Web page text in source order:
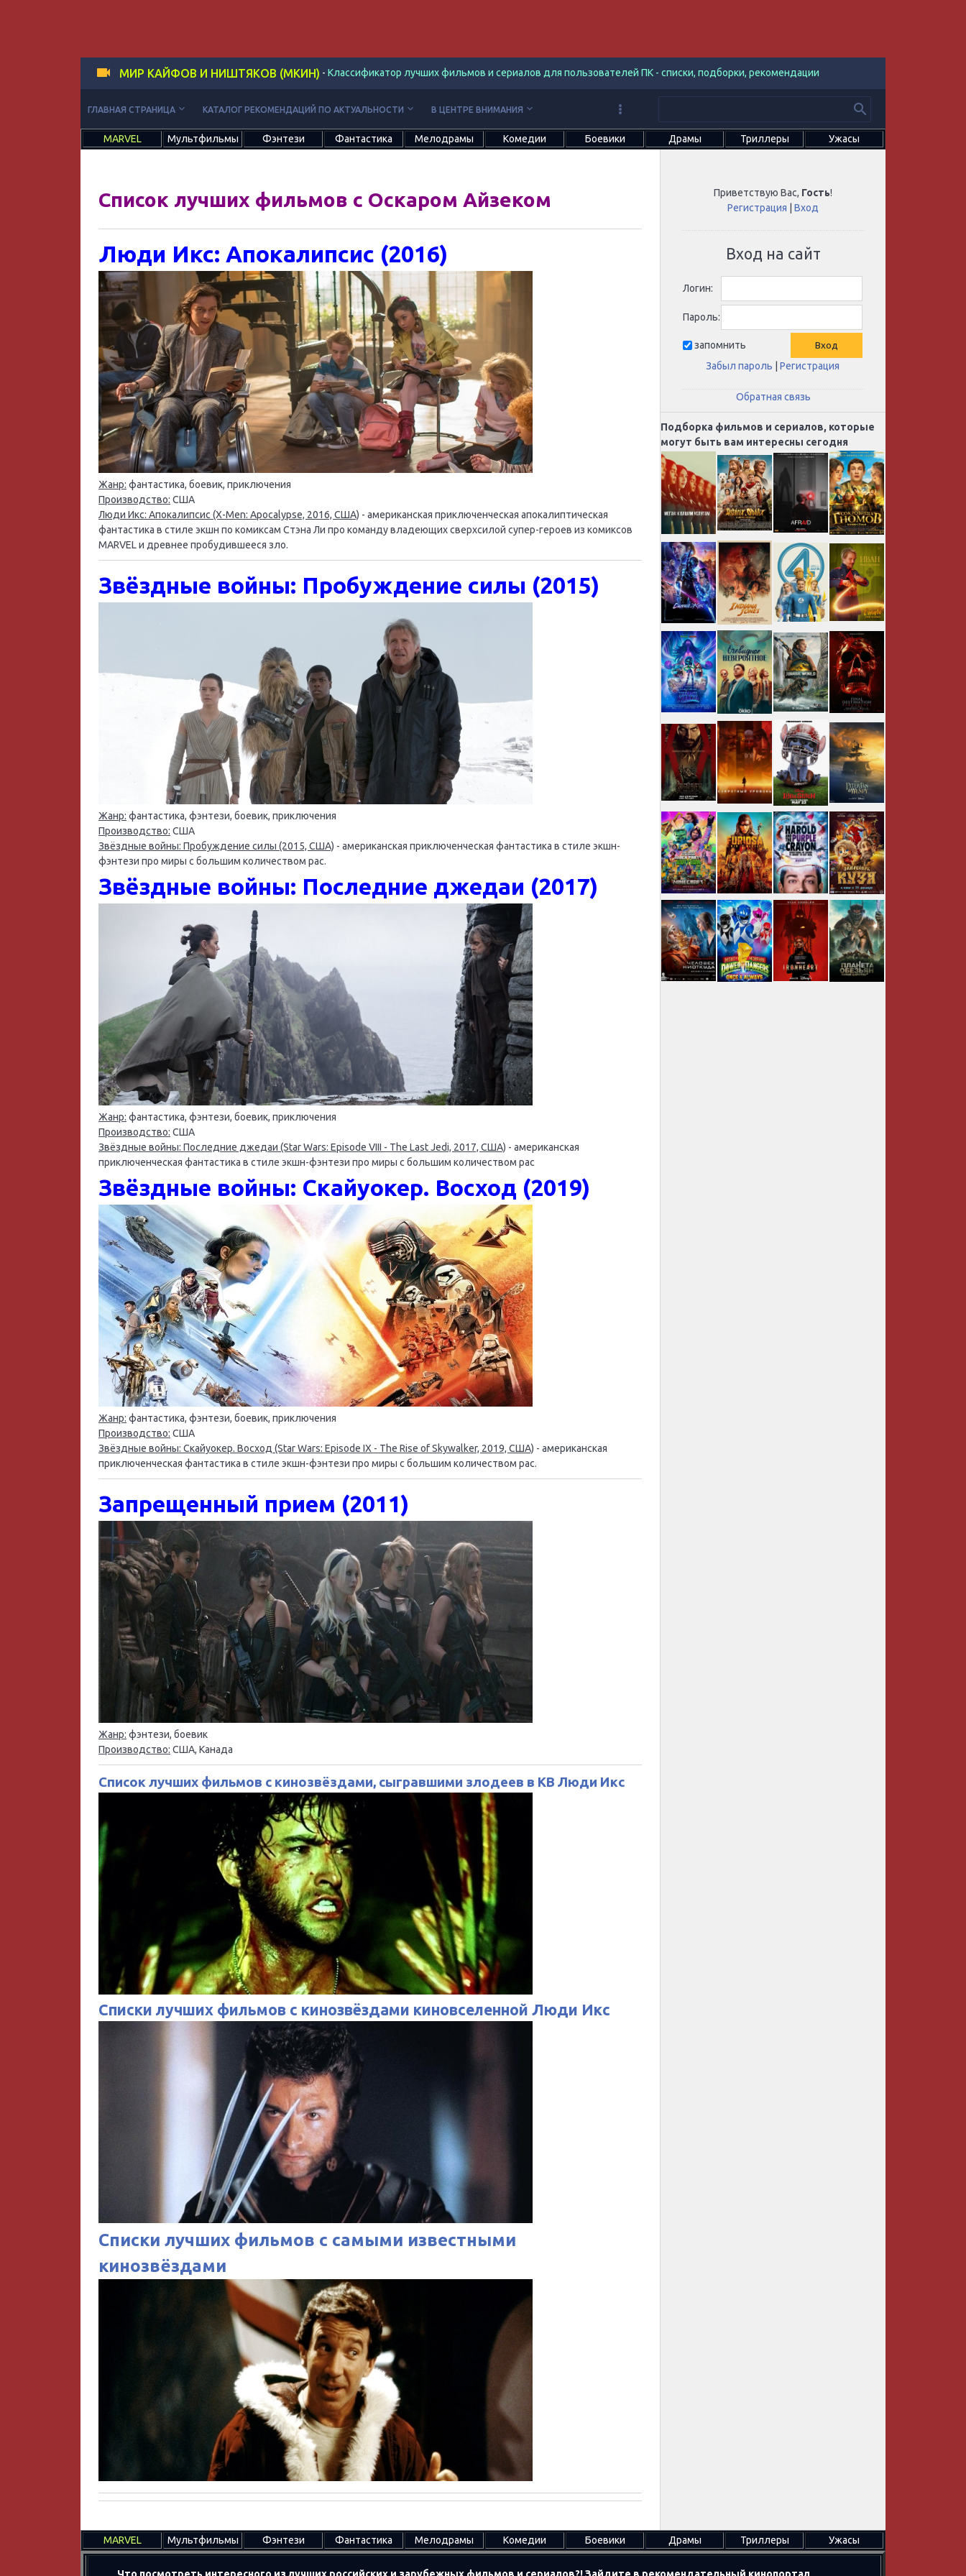
МИР КАЙФОВ И НИШТЯКОВ (МКИН) - Классификатор лучших фильмов и сериалов для пользователей ПК - списки, подборки, рекомендации
ГЛАВНАЯ СТРАНИЦА keyboard_arrow_down КАТАЛОГ РЕКОМЕНДАЦИЙ ПО АКТУАЛЬНОСТИ keyboard_arrow_down В ЦЕНТРЕ ВНИМАНИЯ keyboard_arrow_down
MARVEL Мультфильмы Фэнтези Фантастика Мелодрамы Комедии Боевики Драмы Триллеры Ужасы
Список лучших фильмов с Оскаром Айзеком
Люди Икс: Апокалипсис (2016)
Жанр: фантастика, боевик, приключения
Производство: США
Люди Икс: Апокалипсис (X-Men: Apocalypse, 2016, США) - американская приключенческая апокалиптическая
фантастика в стиле экшн по комиксам Стэна Ли про команду владеющих сверхсилой супер-героев из комиксов
MARVEL и древнее пробудившееся зло.
Звёздные войны: Пробуждение силы (2015)
Жанр: фантастика, фэнтези, боевик, приключения
Производство: США
Звёздные войны: Пробуждение силы (2015, США) - американская приключенческая фантастика в стиле экшн-
фэнтези про миры с большим количеством рас.
Звёздные войны: Последние джедаи (2017)
Жанр: фантастика, фэнтези, боевик, приключения
Производство: США
Звёздные войны: Последние джедаи (Star Wars: Episode VIII - The Last Jedi, 2017, США) - американская
приключенческая фантастика в стиле экшн-фэнтези про миры с большим количеством рас
Звёздные войны: Скайуокер. Восход (2019)
Жанр: фантастика, фэнтези, боевик, приключения
Производство: США
Звёздные войны: Скайуокер. Восход (Star Wars: Episode IX - The Rise of Skywalker, 2019, США) - американская
приключенческая фантастика в стиле экшн-фэнтези про миры с большим количеством рас.
Запрещенный прием (2011)
Жанр: фэнтези, боевик
Производство: США, Канада
Список лучших фильмов с кинозвёздами, сыгравшими злодеев в КВ Люди Икс
Списки лучших фильмов с кинозвёздами киновселенной Люди Икс
Списки лучших фильмов с самыми известными
кинозвёздами
Приветствую Вас, Гость!
Регистрация |Вход
Вход на сайт
Логин:
Пароль:
запомнить
Забыл пароль |Регистрация
Обратная связь
Подборка фильмов и сериалов, которые
могут быть вам интересны сегодня
MARVEL Мультфильмы Фэнтези Фантастика Мелодрамы Комедии Боевики Драмы Триллеры Ужасы
Что посмотреть интересного из лучших российских и зарубежных фильмов и сериалов?! Зайдите в рекомендательный кинопортал